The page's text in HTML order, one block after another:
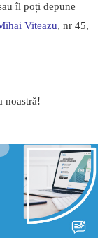
îl poți depune
Viteazu, nr 45,
noastră!